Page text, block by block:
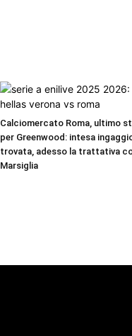
Calciomercato Roma, ultimo
per Greenwood: intesa
trovata, adesso la trattativa
Marsiglia